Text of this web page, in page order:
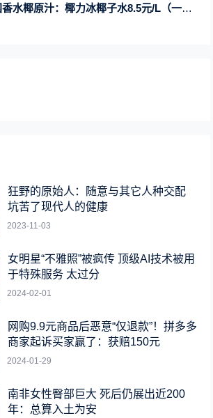
椰原汁：椰力冰椰子水8.5元/L（一瓶约8个椰子）
狂野的原始人：随意与其它人种交配
坑苦了现代人的健康
2023-11-03
女明星“不雅照”被疯传 顶级AI技术被用
于特殊服务 太过分
2024-02-01
网购9.9元商品后恶意“仅退款”！拼多多
商家起诉买家赢了：获赔150元
2024-01-29
南非女性臀部巨大 死后仍展出近200
年：总算入土为安